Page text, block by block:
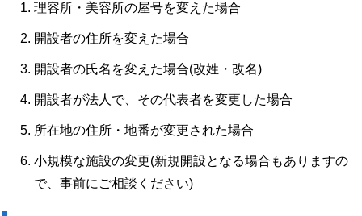
理容所・美容所の屋号を変えた場合
開設者の住所を変えた場合
開設者の氏名を変えた場合(改姓・改名)
開設者が法人で、その代表者を変更した場合
所在地の住所・地番が変更された場合
小規模な施設の変更(新規開設となる場合もありますの
で、事前にご相談ください)